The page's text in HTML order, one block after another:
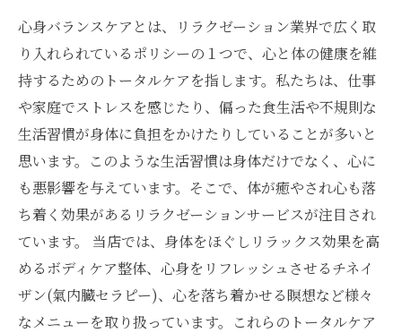
心身バランスケアとは、リラクゼーション業界で広く取
り入れられているポリシーの１つで、心と体の健康を維
持するためのトータルケアを指します。私たちは、仕事
や家庭でストレスを感じたり、偏った食生活や不規則な
生活習慣が身体に負担をかけたりしていることが多いと
思います。このような生活習慣は身体だけでなく、心に
も悪影響を与えています。そこで、体が癒やされ心も落
ち着く効果があるリラクゼーションサービスが注目され
ています。 当店では、身体をほぐしリラックス効果を高
めるボディケア整体、心身をリフレッシュさせるチネイ
ザン(氣内臓セラピー)、心を落ち着かせる瞑想など様々
なメニューを取り扱っています。これらのトータルケア